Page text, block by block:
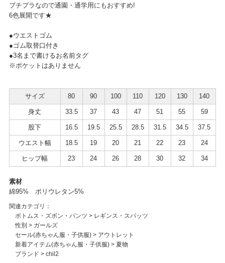
プチプラなので通園・通学用にもおすすめ!
6色展開です★
●ウエストゴム
●ゴム取替口付き
●3名まで書けるお名前タグ
※ポケットはありません
サイズ 80 90 100 110 120 130 140
身丈 33.5 37 43 47 51 55 59
股下 16.5 19.5 25.5 28.5 31.5 34.5 37.5
ウエスト幅 18.5 19 20 21 22 23 24
ヒップ幅 23 24 26 28 30 32 34
素材
綿95% ポリウレタン5%
関連カテゴリ：
ボトムス・ズボン・パンツ > レギンス・スパッツ
性別 > ガールズ
セール(赤ちゃん服・子供服)> アウトレット
新着アイテム(赤ちゃん服・子供服)> 夏物
ブランド > chil2